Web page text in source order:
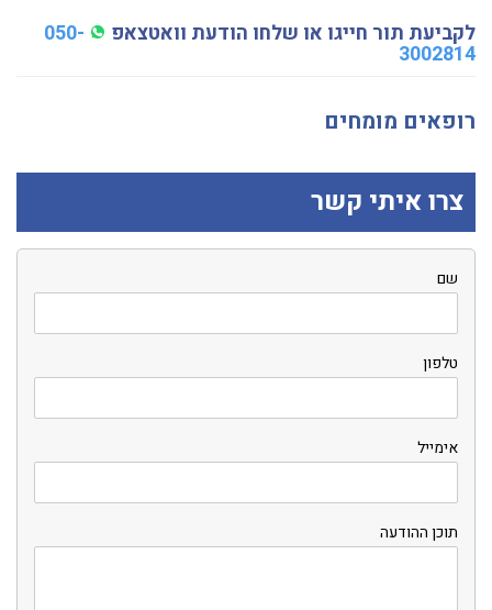
לקביעת תור חייגו או שלחו הודעת וואטצאפ 050-
3002814
רופאים מומחים
צרו איתי קשר
שם
טלפון
אימייל
תוכן ההודעה